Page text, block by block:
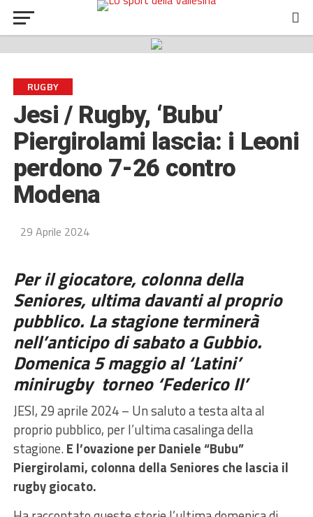
RUGBY
Jesi / Rugby, ‘Bubu’
Piergirolami lascia: i Leoni
perdono 7-26 contro
Modena
29 Aprile 2024
Per il giocatore, colonna della
Seniores, ultima davanti al proprio
pubblico. La stagione terminerà
nell’anticipo di sabato a Gubbio.
Domenica 5 maggio al ‘Latini’
minirugby torneo ‘Federico II’
JESI, 29 aprile 2024 – Un saluto a testa alta al
proprio pubblico, per l’ultima casalinga della
stagione.E l’ovazione per Daniele “Bubu”
Piergirolami, colonna della Seniores che lascia il
rugby giocato.